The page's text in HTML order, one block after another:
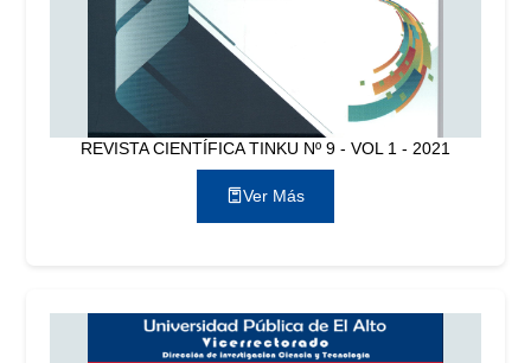
REVISTA CIENTÍFICA TINKU Nº 9 - VOL 1 - 2021
Ver Más